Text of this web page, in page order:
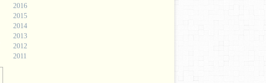
2016
2015
2014
2013
2012
2011